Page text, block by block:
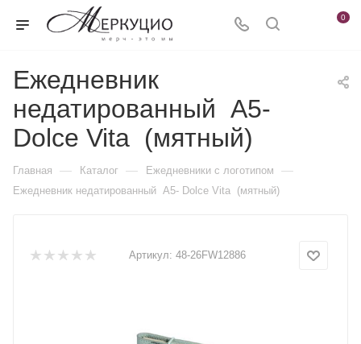
0
Ежедневник
недатированный А5-
Dolce Vita (мятный)
Главная — Каталог — Ежедневники c логотипом —
Ежедневник недатированный А5- Dolce Vita (мятный)
Артикул: 48-26FW12886